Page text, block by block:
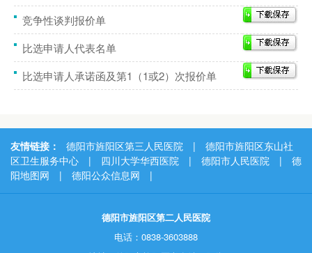
竞争性谈判报价单
比选申请人代表名单
比选申请人承诺函及第1（1或2）次报价单
友情链接： 德阳市旌阳区第三人民医院 |
德阳市旌阳区东山社
区卫生服务中心
| 四川大学华西医院 | 德阳市人民医院 |
德
阳地图网
| 德阳公众信息网 |
德阳市旌阳区第二人民医院
电话：0838-3603888